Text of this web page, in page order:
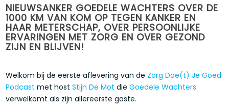
NIEUWSANKER GOEDELE WACHTERS OVER DE
1000 KM VAN KOM OP TEGEN KANKER EN
HAAR METERSCHAP, OVER PERSOONLIJKE
ERVARINGEN MET ZORG EN OVER GEZOND
ZIJN EN BLIJVEN!
Welkom bij de eerste aflevering van de Zorg Doe(t) Je Goed
Podcast met hostStijn De Mot dieGoedele Wachters
verwelkomt als zijn allereerste gaste.